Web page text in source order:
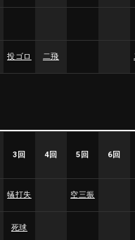
バイト募集 （別ウィンドウで開く
ー内容…）
投ゴロ 二飛
3回 4回 5回 6回
犠打失 空三振
死球